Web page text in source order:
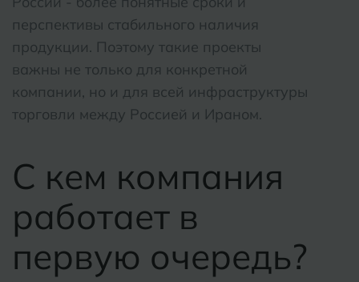
перспективы стабильного наличия
продукции. Поэтому такие проекты
важны не только для конкретной
компании, но и для всей инфраструктуры
торговли между Россией и Ираном.
С кем компания
работает в
первую очередь?